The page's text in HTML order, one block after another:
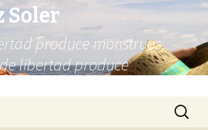
Soler
produce monstruos,
libertad produce
Buscar: